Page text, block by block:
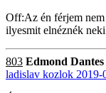
Off:Az én férjem
ilyesmit elnéznék
803 Edmond Dantes
ladislav kozlok 2019-